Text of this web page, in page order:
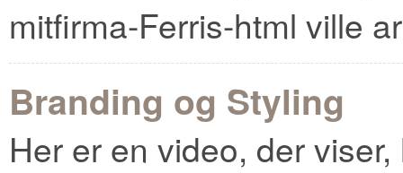
mitfirma-Ferris-html ville
Branding og Styling
Her er en video, der